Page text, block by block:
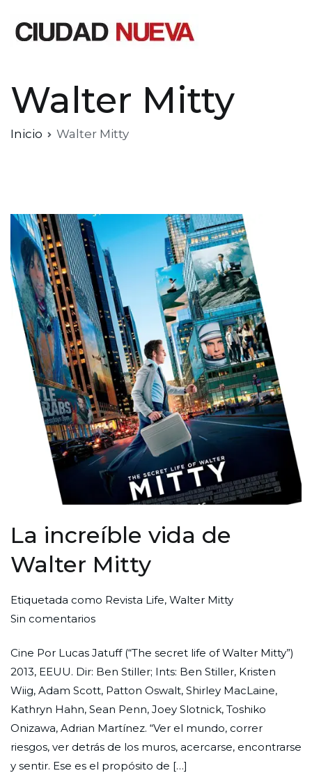
Walter Mitty
Inicio Walter Mitty
La increíble vida de
Walter Mitty
Por
Redaccion
Nueva
Publicada
el
de
diciembre
de
2022
Publicada
en
y
Espectáculo
Etiquetada como Revista Life, Walter Mitty
Sin comentariosen
increíble
vida
de
Walter
Mitty
Cine Por Lucas Jatuff (“The secret life of Walter Mitty”)
2013, EEUU. Dir: Ben Stiller; Ints: Ben Stiller, Kristen
Wiig, Adam Scott, Patton Oswalt, Shirley MacLaine,
Kathryn Hahn, Sean Penn, Joey Slotnick, Toshiko
Onizawa, Adrian Martínez. “Ver el mundo, correr
riesgos, ver detrás de los muros, acercarse, encontrarse
y sentir. Ese es el propósito de […]